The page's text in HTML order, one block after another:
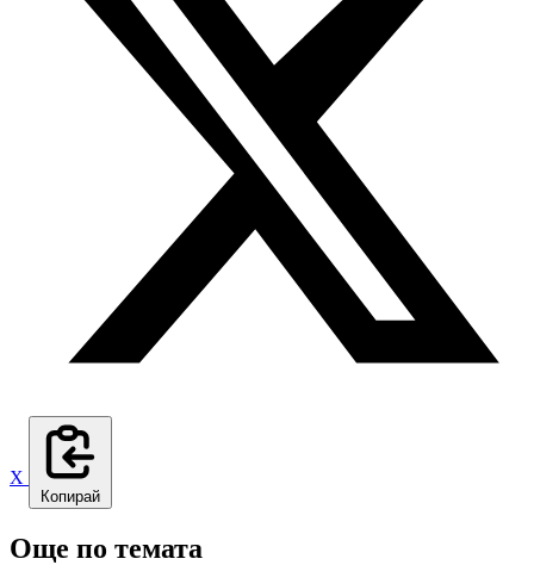
X
Копирай
Още по темата